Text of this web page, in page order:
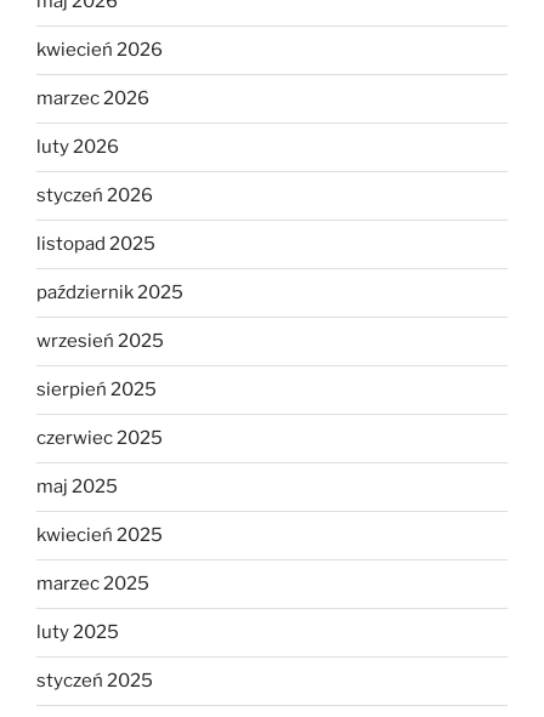
kwiecień 2026
marzec 2026
luty 2026
styczeń 2026
listopad 2025
październik 2025
wrzesień 2025
sierpień 2025
czerwiec 2025
maj 2025
kwiecień 2025
marzec 2025
luty 2025
styczeń 2025